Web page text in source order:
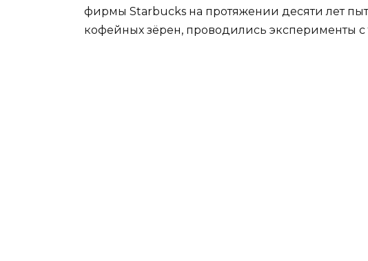
фирмы Starbucks на протяжении десяти лет
кофейных зёрен, проводились эксперименты